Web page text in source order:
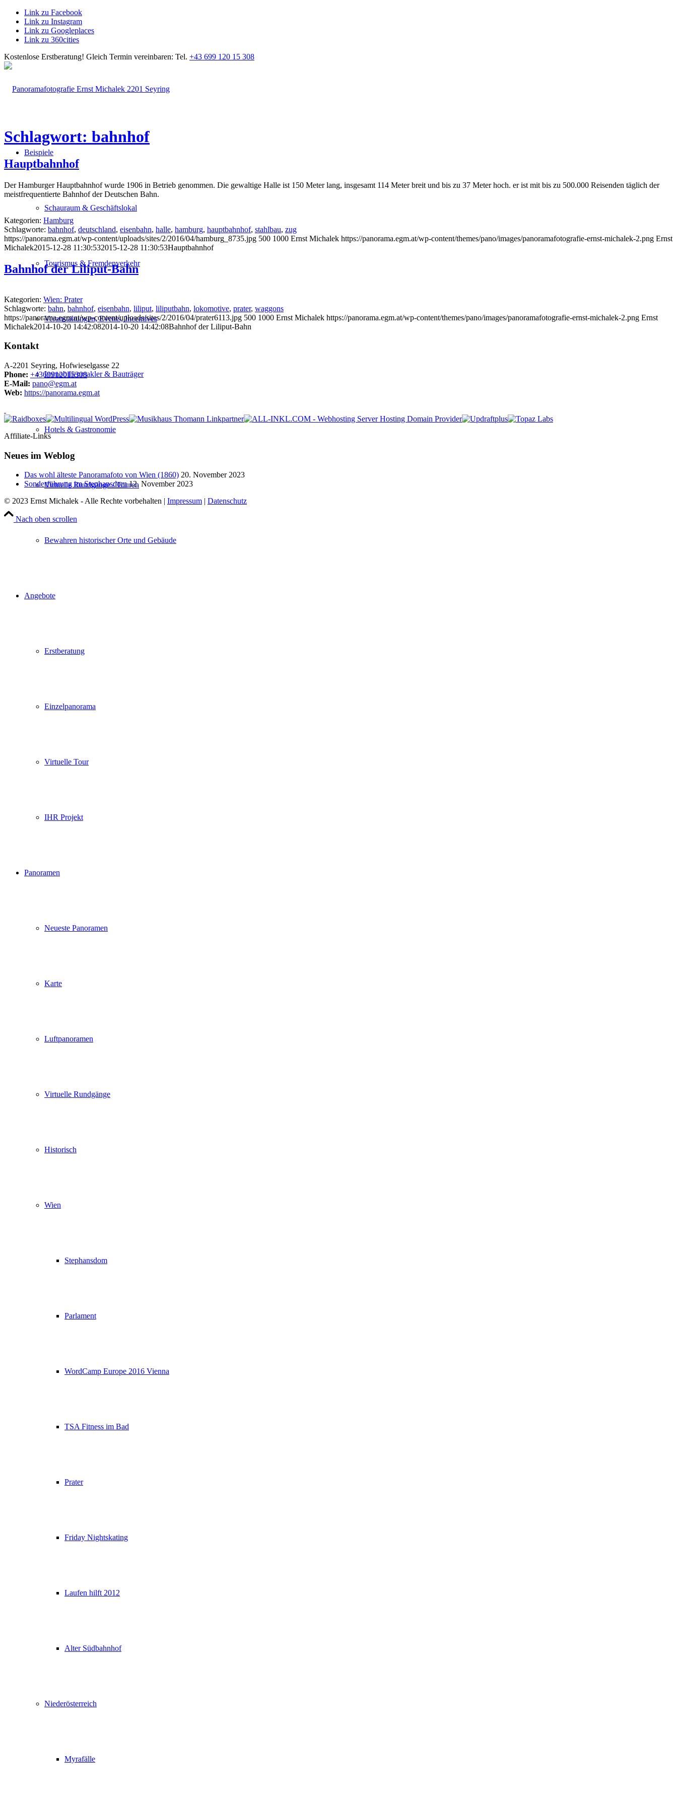
Link zu Facebook
Link zu Instagram
Link zu Googleplaces
Link zu 360cities
Kostenlose Erstberatung! Gleich Termin vereinbaren: Tel. +43 699 120 15 308
Beispiele
Schauraum & Geschäftslokal
Tourismus & Fremdenverkehr
Veranstaltungen, Events, Incentives
Immobilienmakler & Bauträger
Hotels & Gastronomie
Virtuelle Rundgänge / Touren
Bewahren historischer Orte und Gebäude
Angebote
Erstberatung
Einzelpanorama
Virtuelle Tour
IHR Projekt
Panoramen
Neueste Panoramen
Karte
Luftpanoramen
Virtuelle Rundgänge
Historisch
Wien
Stephansdom
Parlament
WordCamp Europe 2016 Vienna
TSA Fitness im Bad
Prater
Friday Nightskating
Laufen hilft 2012
Alter Südbahnhof
Niederösterreich
Myrafälle
Schlagwort: bahnhof
Hauptbahnhof
Der Hamburger Hauptbahnhof wurde 1906 in Betrieb genommen. Die gewaltige Halle ist 150 Meter lang, insgesamt 114 Meter breit und bis zu 37 Meter hoch. er ist mit bis zu 500.000 Reisenden täglich der
meistfrequentierte Bahnhof der Deutschen Bahn.
Kategorien: Hamburg
Schlagworte: bahnhof, deutschland, eisenbahn, halle, hamburg, hauptbahnhof, stahlbau, zug
https://panorama.egm.at/wp-content/uploads/sites/2/2016/04/hamburg_8735.jpg 500 1000 Ernst Michalek https://panorama.egm.at/wp-content/themes/pano/images/panoramafotografie-ernst-michalek-2.png Ernst
Michalek2015-12-28 11:30:532015-12-28 11:30:53Hauptbahnhof
Bahnhof der Liliput-Bahn
Kategorien: Wien: Prater
Schlagworte: bahn, bahnhof, eisenbahn, liliput, liliputbahn, lokomotive, prater, waggons
https://panorama.egm.at/wp-content/uploads/sites/2/2016/04/prater6113.jpg 500 1000 Ernst Michalek https://panorama.egm.at/wp-content/themes/pano/images/panoramafotografie-ernst-michalek-2.png Ernst
Michalek2014-10-20 14:42:082014-10-20 14:42:08Bahnhof der Liliput-Bahn
Kontakt
A-2201 Seyring, Hofwieselgasse 22
Phone: +4369912015308
E-Mail: pano@egm.at
Web: https://panorama.egm.at
Affiliate-Links
Neues im Weblog
Das wohl älteste Panoramafoto von Wien (1860) 20. November 2023
Sonderführung im Stephansdom 12. November 2023
© 2023 Ernst Michalek - Alle Rechte vorbehalten | Impressum Datenschutz
Nach oben scrollen